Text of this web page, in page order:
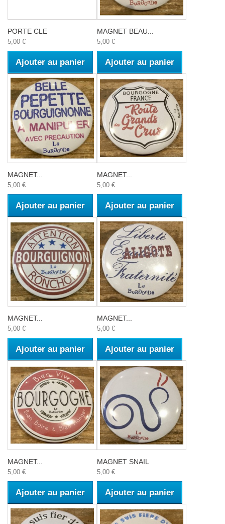
PORTE CLE
5,00 €
Ajouter au panier
MAGNET BEAU...
5,00 €
Ajouter au panier
MAGNET...
5,00 €
Ajouter au panier
MAGNET...
5,00 €
Ajouter au panier
MAGNET...
5,00 €
Ajouter au panier
MAGNET...
5,00 €
Ajouter au panier
MAGNET...
5,00 €
Ajouter au panier
MAGNET SNAIL
5,00 €
Ajouter au panier